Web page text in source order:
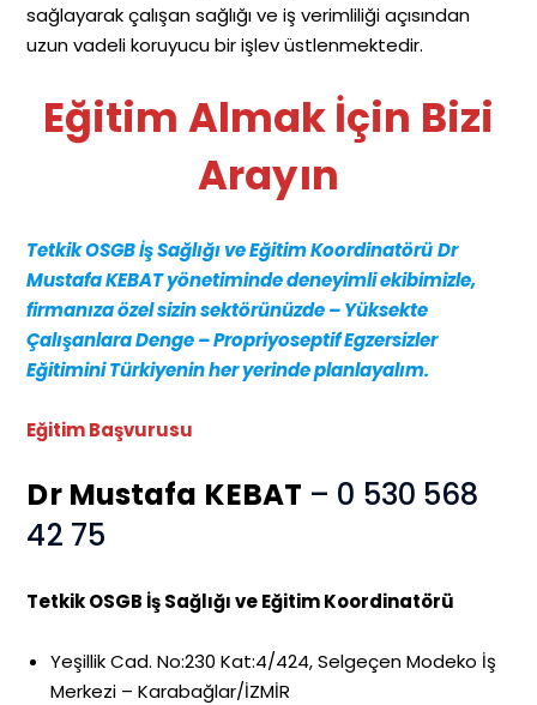
sağlayarak çalışan sağlığı ve iş verimliliği açısından
uzun vadeli koruyucu bir işlev üstlenmektedir.
Eğitim Almak İçin Bizi
Arayın
Tetkik OSGB İş Sağlığı ve Eğitim Koordinatörü Dr
Mustafa KEBAT yönetiminde deneyimli ekibimizle,
firmanıza özel sizin sektörünüzde – Yüksekte
Çalışanlara Denge –Propriyoseptif Egzersizler
Eğitimini Türkiyenin her yerinde planlayalım.
Eğitim Başvurusu
Dr Mustafa KEBAT – 0 530 568
42 75
Tetkik OSGB İş Sağlığı ve Eğitim Koordinatörü
Yeşillik Cad. No:230 Kat:4/424, Selgeçen Modeko İş
Merkezi – Karabağlar/İZMİR